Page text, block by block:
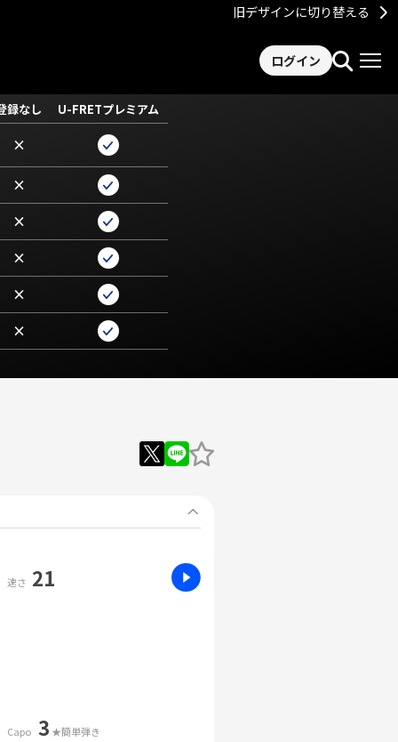
旧デザインに切り替える
ログイン
録なし U-FRETプレミアム
×
×
×
×
×
×
速さ 21
Capo 3 ★簡単弾き